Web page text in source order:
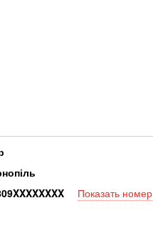
9XXXXXXXX Показать номер